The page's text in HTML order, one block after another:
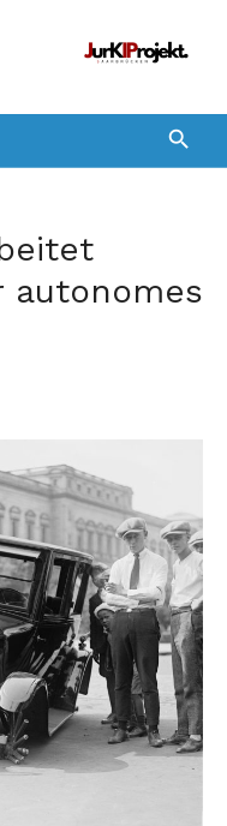
autonomes